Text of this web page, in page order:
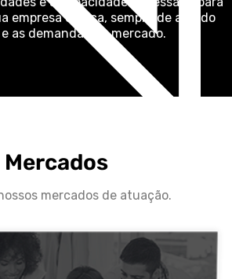
empresa cresça, sempre de acordo
as demandas de mercado.
Mercados
mercados de atuação.